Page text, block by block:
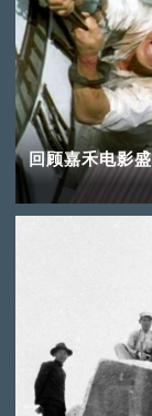
回顾嘉禾电影